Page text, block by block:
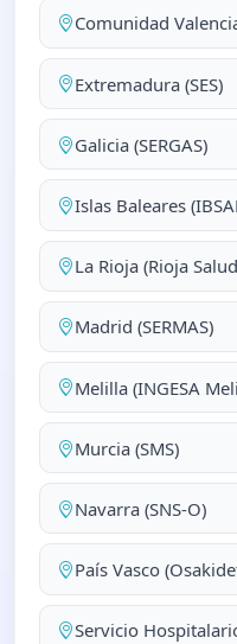
Comunidad
Extremadura (SES)
Galicia (SERGAS)
Islas Baleares
La Rioja (Rioja
Madrid (SERMAS)
Melilla (INGESA
Murcia (SMS)
Navarra (SNS-O)
País Vasco
Servicio